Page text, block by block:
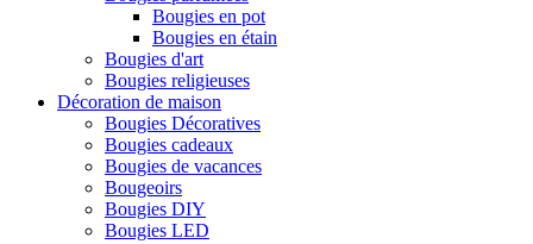
Bougies en pot
Bougies en étain
Bougies d'art
Bougies religieuses
Décoration de maison
Bougies Décoratives
Bougies cadeaux
Bougies de vacances
Bougeoirs
Bougies DIY
Bougies LED